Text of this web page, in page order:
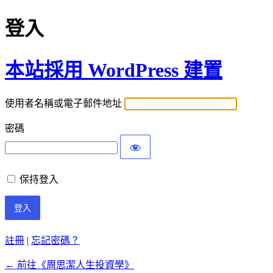
登入
本站採用 WordPress 建置
使用者名稱或電子郵件地址
密碼
保持登入
註冊 | 忘記密碼？
← 前往《周思潔人生投資學》